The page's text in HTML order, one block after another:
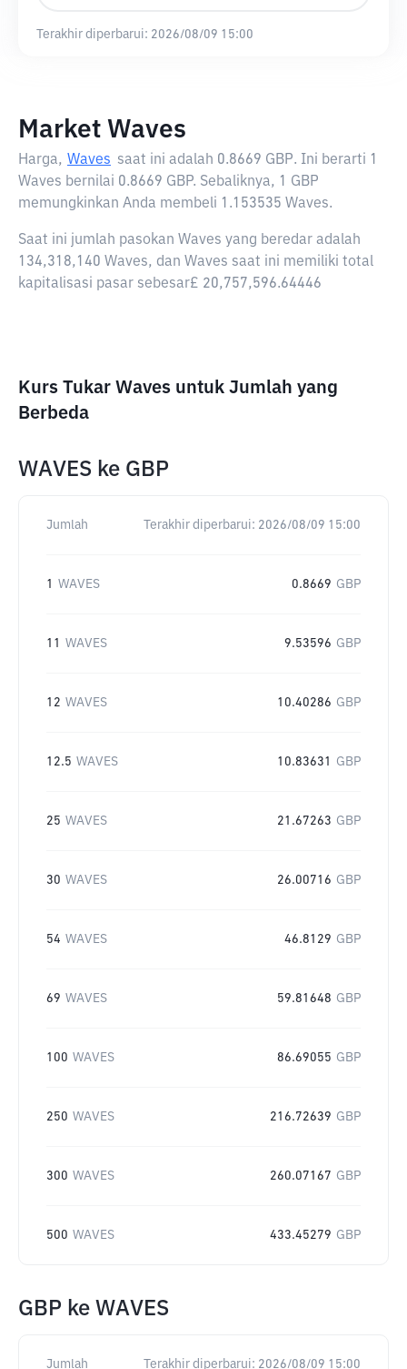
Terakhir diperbarui: 2026/08/09 15:00
Market Waves
Harga, Waves saat ini adalah 0.8669 GBP. Ini berarti 1
Waves bernilai 0.8669 GBP. Sebaliknya, 1 GBP
memungkinkan Anda membeli 1.153535 Waves.
Saat ini jumlah pasokan Waves yang beredar adalah
134,318,140 Waves, dan Waves saat ini memiliki total
kapitalisasi pasar sebesar£ 20,757,596.64446
Kurs Tukar Waves untuk Jumlah yang
Berbeda
WAVES ke GBP
Jumlah Terakhir diperbarui: 2026/08/09 15:00
1 WAVES 0.8669 GBP
11 WAVES 9.53596 GBP
12 WAVES 10.40286 GBP
12.5 WAVES 10.83631 GBP
25 WAVES 21.67263 GBP
30 WAVES 26.00716 GBP
54 WAVES 46.8129 GBP
69 WAVES 59.81648 GBP
100 WAVES 86.69055 GBP
250 WAVES 216.72639 GBP
300 WAVES 260.07167 GBP
500 WAVES 433.45279 GBP
GBP ke WAVES
Jumlah Terakhir diperbarui: 2026/08/09 15:00